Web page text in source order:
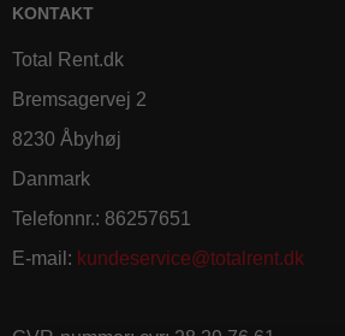
KONTAKT
Total Rent.dk
Bremsagervej 2
8230 Åbyhøj
Danmark
Telefonnr.: 86257651
E-mail : kundeservice@totalrent.dk